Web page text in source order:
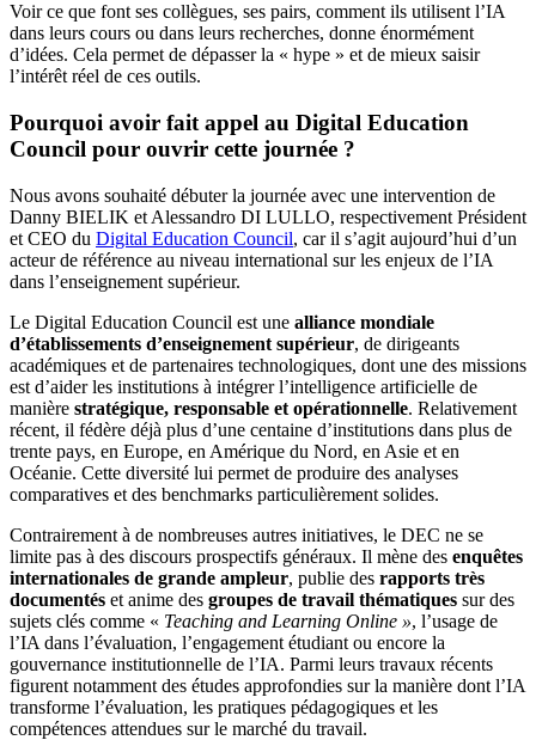
Voir ce que font ses collègues, ses pairs, comment ils utilisent l’IA
dans leurs cours ou dans leurs recherches, donne énormément
d’idées. Cela permet de dépasser la « hype » et de mieux saisir
l’intérêt réel de ces outils.
Pourquoi avoir fait appel au Digital Education
Council pour ouvrir cette journée ?
Nous avons souhaité débuter la journée avec une intervention de
Danny BIELIK et Alessandro DI LULLO, respectivement Président
et CEO du Digital Education Council, car il s’agit aujourd’hui d’un
acteur de référence au niveau international sur les enjeux de l’IA
dans l’enseignement supérieur.
Le Digital Education Council est une alliance mondiale
d’établissements d’enseignement supérieur, de dirigeants
académiques et de partenaires technologiques, dont une des missions
est d’aider les institutions à intégrer l’intelligence artificielle de
manière stratégique, responsable et opérationnelle. Relativement
récent, il fédère déjà plus d’une centaine d’institutions dans plus de
trente pays, en Europe, en Amérique du Nord, en Asie et en
Océanie. Cette diversité lui permet de produire des analyses
comparatives et des benchmarks particulièrement solides.
Contrairement à de nombreuses autres initiatives, le DEC ne se
limite pas à des discours prospectifs généraux. Il mène des enquêtes
internationales de grande ampleur, publie des rapports très
documentés et anime des groupes de travail thématiques sur des
sujets clés comme « Teaching and Learning Online », l’usage de
l’IA dans l’évaluation, l’engagement étudiant ou encore la
gouvernance institutionnelle de l’IA. Parmi leurs travaux récents
figurent notamment des études approfondies sur la manière dont l’IA
transforme l’évaluation, les pratiques pédagogiques et les
compétences attendues sur le marché du travail.